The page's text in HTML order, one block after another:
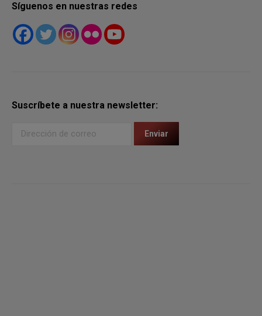
Síguenos en nuestras redes
Suscríbete a nuestra newsletter: